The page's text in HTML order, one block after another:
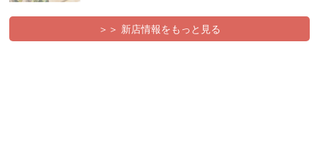
＞＞ 新店情報をもっと見る